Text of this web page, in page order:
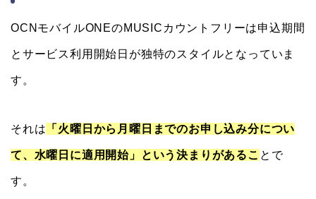
OCNモバイルONEのMUSICカウントフリーは申込期間
とサービス利用開始日が独特のスタイルとなっていま
す。
それは 「火曜日から月曜日までのお申し込み分につい
て、水曜日に適用開始」という決まりがあるこ とで
す。